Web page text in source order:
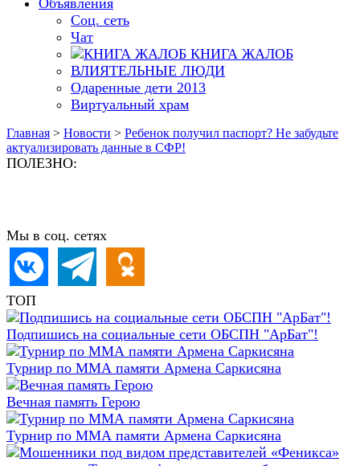
Объявления
Соц. сеть
Чат
КНИГА ЖАЛОБ
ВЛИЯТЕЛЬНЫЕ ЛЮДИ
Одаренные дети 2013
Виртуальный храм
Главная > Новости > Ребенок получил паспорт? Не забудьте
актуализировать данные в СФР!
ПОЛЕЗНО:
Мы в соц. сетях
ТОП
Подпишись на социальные сети ОБСПН "АрБат"!
Турнир по ММА памяти Армена Саркисяна
Вечная память Герою
Турнир по ММА памяти Армена Саркисяна